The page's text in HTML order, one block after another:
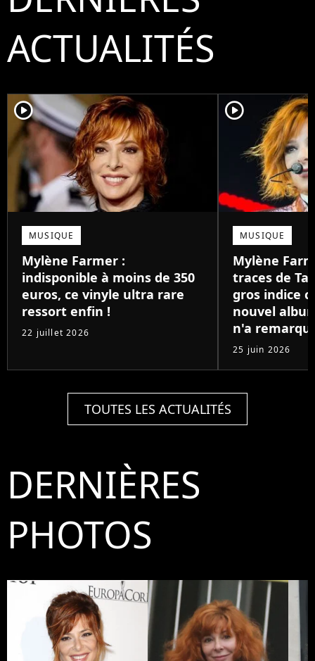
ACTUALITÉS
player2
MUSIQUE
Mylène Farmer :
indisponible à moins de 350
euros, ce vinyle ultra rare
ressort enfin !
22 juillet 2026
player2
MUSIQUE
Mylène
traces de
gros indice
nouvel
n'a
25 juin 2026
TOUTES LES ACTUALITÉS
DERNIÈRES
PHOTOS